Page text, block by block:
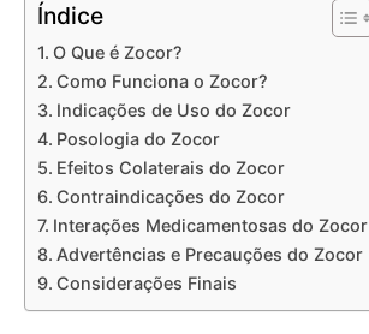
Índice
O Que é Zocor?
Como Funciona o Zocor?
Indicações de Uso do Zocor
Posologia do Zocor
Efeitos Colaterais do Zocor
Contraindicações do Zocor
Interações Medicamentosas do Zocor
Advertências e Precauções do Zocor
Considerações Finais